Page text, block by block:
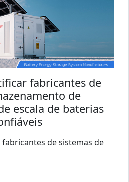
fabricantes de
de
escala de baterias
de sistemas de